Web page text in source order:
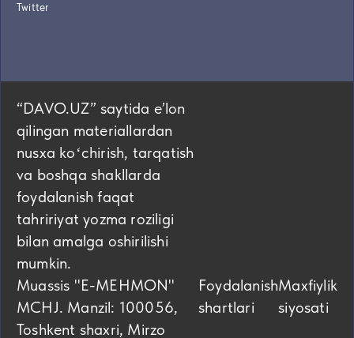
Twitter
“DAVO.UZ” saytida eʼlon
qilingan materiallardan
nusxa koʻchirish, tarqatish
va boshqa shakllarda
foydalanish faqat
tahririyat yozma roziligi
bilan amalga oshirilishi
mumkin.
Muassis "E-MEHMON"
MCHJ. Manzil: 100056,
Toshkent shaxri, Mirzo
Foydalanish
shartlari
Maxfiylik
siyosati